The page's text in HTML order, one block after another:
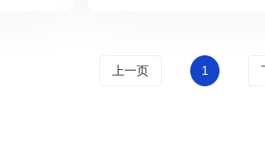
上一页 1